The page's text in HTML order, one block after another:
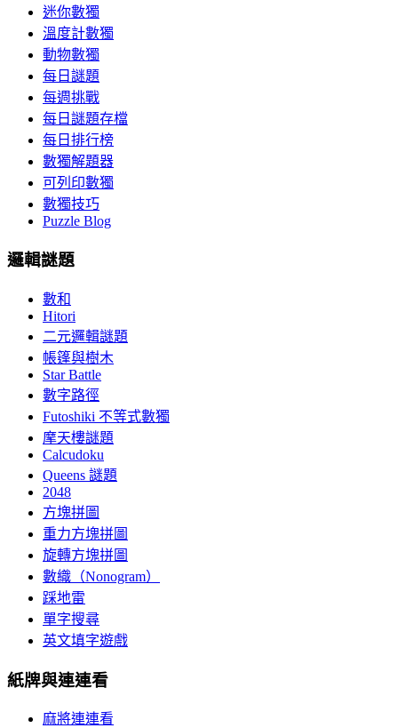
迷你數獨
溫度計數獨
動物數獨
每日謎題
每週挑戰
每日謎題存檔
每日排行榜
數獨解題器
可列印數獨
數獨技巧
Puzzle Blog
邏輯謎題
數和
Hitori
二元邏輯謎題
帳篷與樹木
Star Battle
數字路徑
Futoshiki 不等式數獨
摩天樓謎題
Calcudoku
Queens 謎題
2048
方塊拼圖
重力方塊拼圖
旋轉方塊拼圖
數織（Nonogram）
踩地雷
單字搜尋
英文填字遊戲
紙牌與連連看
麻將連連看